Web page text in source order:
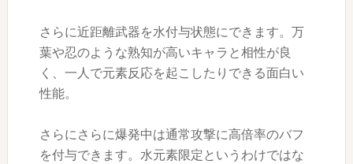
さらに近距離武器を水付与状態にできます。万
葉や忍のような熟知が高いキャラと相性が良
く、一人で元素反応を起こしたりできる面白い
性能。
さらにさらに爆発中は通常攻撃に高倍率のバフ
を付与できます。水元素限定というわけではな